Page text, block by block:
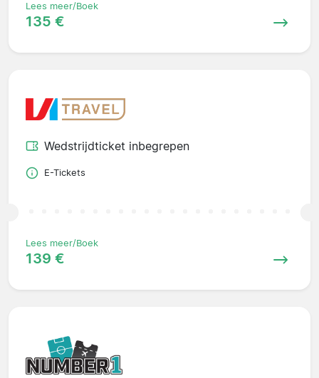
Lees meer/Boek
135 €
Wedstrijdticket inbegrepen
E-Tickets
Lees meer/Boek
139 €